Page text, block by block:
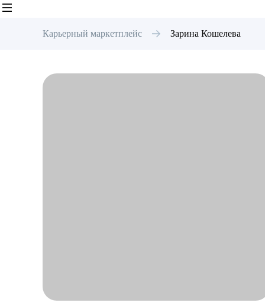
Карьерный маркетплейс Зарина Кошелева